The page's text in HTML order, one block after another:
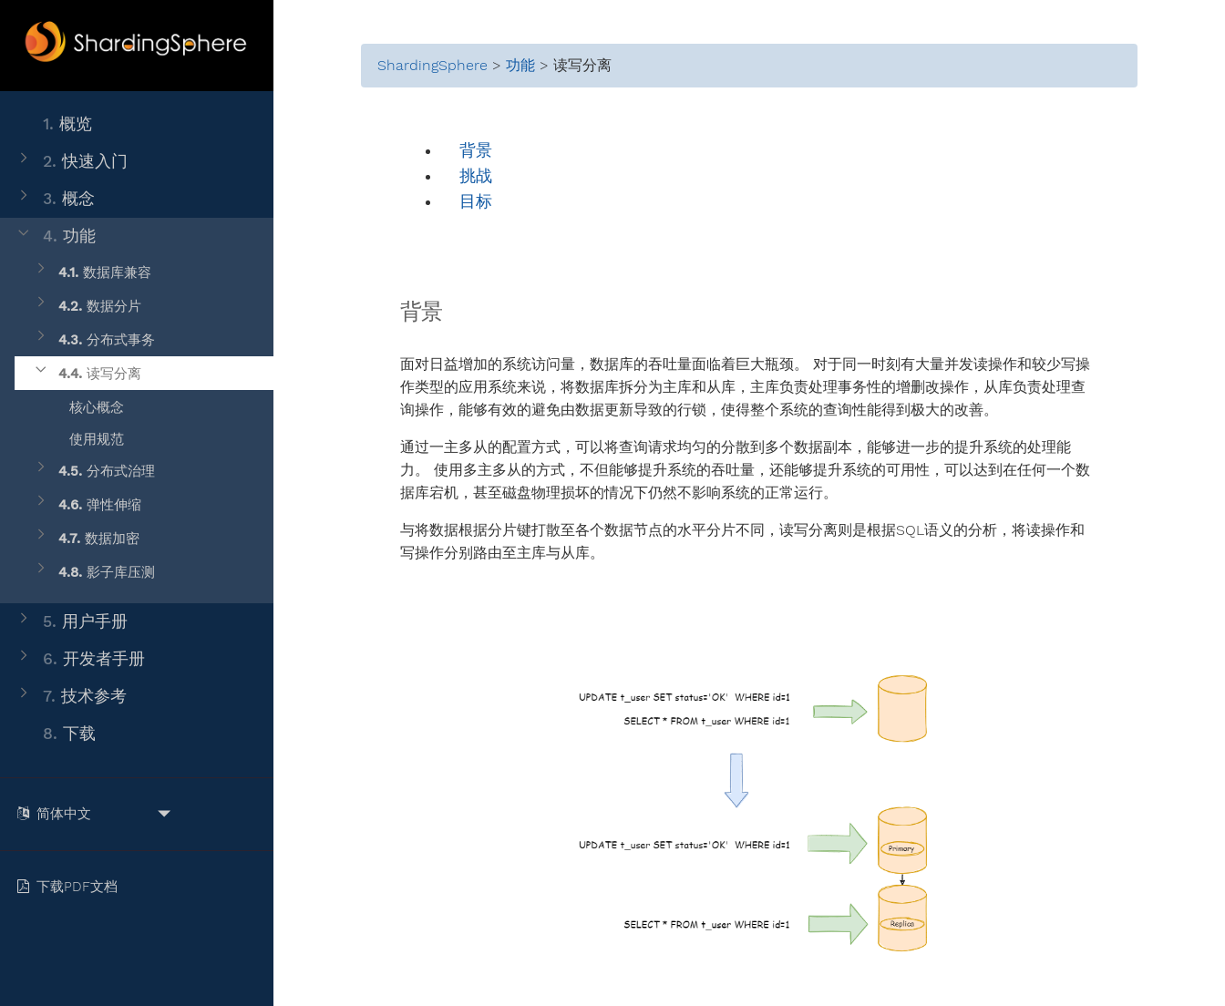
1. 概览
2.快速入门
3. 概念
4. 功能
4.1.数据库兼容
4.2.数据分片
4.3.分布式事务
4.4.读写分离
核心概念
使用规范
4.5.分布式治理
4.6.弹性伸缩
4.7.数据加密
4.8.影子库压测
5. 用户手册
6. 开发者手册
7. 技术参考
8. 下载
下载PDF文档
ShardingSphere > 功能> 读写分离
背景
挑战
目标
背景
面对日益增加的系统访问量，数据库的吞吐量面临着巨大瓶颈。 对于同一时刻有大量并发读操作和较少写操
作类型的应用系统来说，将数据库拆分为主库和从库，主库负责处理事务性的增删改操作，从库负责处理查
询操作，能够有效的避免由数据更新导致的行锁，使得整个系统的查询性能得到极大的改善。
通过一主多从的配置方式，可以将查询请求均匀的分散到多个数据副本，能够进一步的提升系统的处理能
力。 使用多主多从的方式，不但能够提升系统的吞吐量，还能够提升系统的可用性，可以达到在任何一个数
据库宕机，甚至磁盘物理损坏的情况下仍然不影响系统的正常运行。
与将数据根据分片键打散至各个数据节点的水平分片不同，读写分离则是根据SQL语义的分析，将读操作和
写操作分别路由至主库与从库。